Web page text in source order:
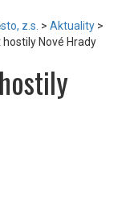
z.s. > Aktuality >
hostily Nové Hrady